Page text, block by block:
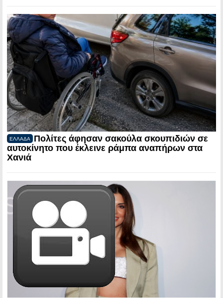
ΕΛΛΑΔΑ
Πολίτες άφησαν σακούλα σκουπιδιών σε
αυτοκίνητο που έκλεινε ράμπα αναπήρων στα
Χανιά